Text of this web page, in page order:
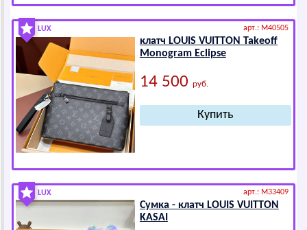
LUX арт.: M40505
клатч LОUIS VUIТТОN Takeoff
Mоnоgrаm Еclipsе
14 500 руб.
LUX арт.: M33409
Сумка - клатч LОUIS VUIТТОN
KАSАI